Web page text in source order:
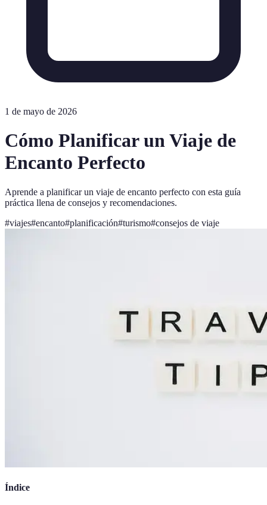
1 de mayo de 2026
Cómo Planificar un Viaje de
Encanto Perfecto
Aprende a planificar un viaje de encanto perfecto con esta guía
práctica llena de consejos y recomendaciones.
#viajes#encanto#planificación#turismo#consejos de viaje
Índice